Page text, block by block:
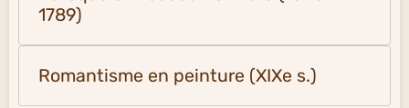
1789)
Romantisme en peinture (XIXe s.)